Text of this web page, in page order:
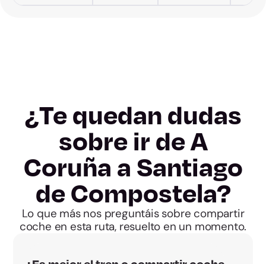
¿Te quedan dudas
sobre ir de A
Coruña a Santiago
de Compostela?
Lo que más nos preguntáis sobre compartir
coche en esta ruta, resuelto en un momento.